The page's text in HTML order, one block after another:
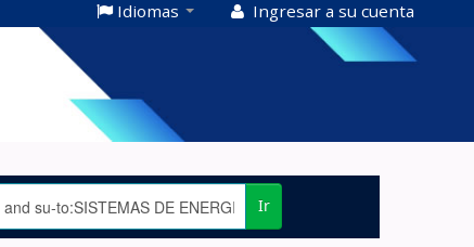
Idiomas Ingresar a su cuenta
Ir